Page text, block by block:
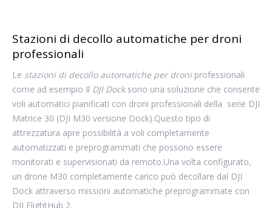
Stazioni di decollo automatiche per droni
professionali
Le stazioni di decollo automatiche per droniprofessionali
come ad esempio Il DJI Docksono una soluzione che consente
voli automatici pianificati con droni professionali della serie DJI
Matrice 30 (DJI M30 versione Dock).Questo tipo di
attrezzatura apre possibilità a voli completamente
automatizzati e preprogrammati che possono essere
monitorati e supervisionati da remoto.Una volta configurato,
un drone M30 completamente carico può decollare dal DJI
Dock attraverso missioni automatiche preprogrammate con
DJI FlightHub 2.